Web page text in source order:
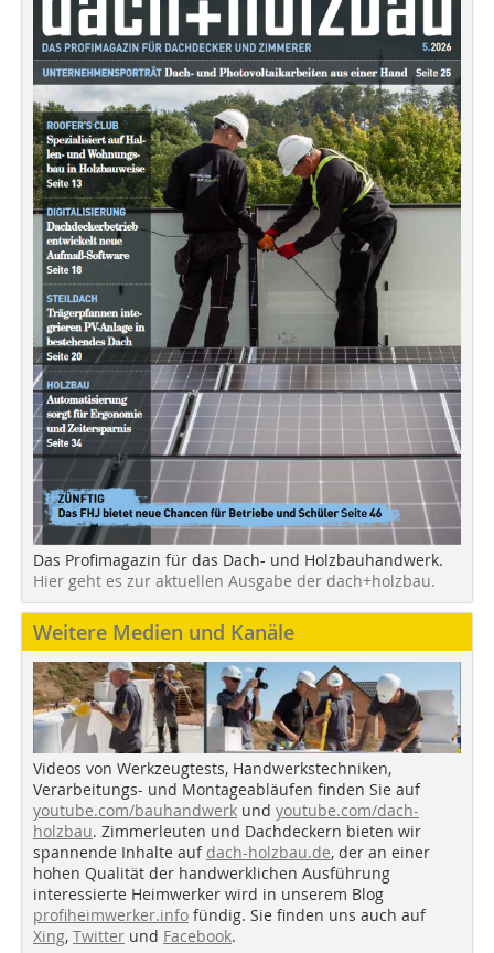
Das Profimagazin für das Dach- und Holzbauhandwerk.
Hier geht es zur aktuellen Ausgabe der dach+holzbau.
Weitere Medien und Kanäle
Videos von Werkzeugtests, Handwerkstechniken,
Verarbeitungs- und Montageabläufen finden Sie auf
youtube.com/bauhandwerk und youtube.com/dach-
holzbau. Zimmerleuten und Dachdeckern bieten wir
spannende Inhalte auf dach-holzbau.de, der an einer
hohen Qualität der handwerklichen Ausführung
interessierte Heimwerker wird in unserem Blog
profiheimwerker.info fündig. Sie finden uns auch auf
Xing, Twitter und Facebook.